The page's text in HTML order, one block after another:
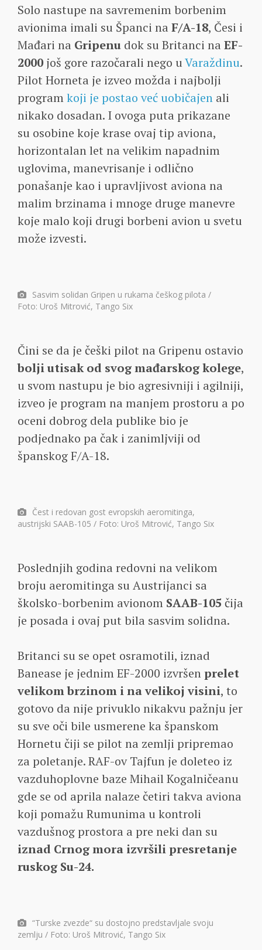
Solo nastupe na savremenim borbenim
avionima imali su Španci na F/A-18, Česi i
Mađari na Gripenu dok su Britanci na EF-
2000 još gore razočarali nego uVaraždinu.
Pilot Horneta je izveo možda i najbolji
programkoji je postao već uobičajen ali
nikako dosadan. I ovoga puta prikazane
su osobine koje krase ovaj tip aviona,
horizontalan let na velikim napadnim
uglovima, manevrisanje i odlično
ponašanje kao i upravljivost aviona na
malim brzinama i mnoge druge manevre
koje malo koji drugi borbeni avion u svetu
može izvesti.
Sasvim solidan Gripen u rukama češkog pilota /
Foto: Uroš Mitrović, Tango Six
Čini se da je češki pilot na Gripenu ostavio
bolji utisak od svog mađarskog kolege,
u svom nastupu je bio agresivniji i agilniji,
izveo je program na manjem prostoru a po
oceni dobrog dela publike bio je
podjednako pa čak i zanimljviji od
španskog F/A-18.
Čest i redovan gost evropskih aeromitinga,
austrijski SAAB-105 / Foto: Uroš Mitrović, Tango Six
Poslednjih godina redovni na velikom
broju aeromitinga su Austrijanci sa
školsko-borbenim avionom SAAB-105 čija
je posada i ovaj put bila sasvim solidna.
Britanci su se opet osramotili, iznad
Banease je jednim EF-2000 izvršenprelet
velikom brzinom i na velikoj visini, to
gotovo da nije privuklo nikakvu pažnju jer
su sve oči bile usmerene ka španskom
Hornetu čiji se pilot na zemlji pripremao
za poletanje. RAF-ov Tajfun je doleteo iz
vazduhoplovne baze Mihail Kogalničeanu
gde se od aprila nalaze četiri takva aviona
koji pomažu Rumunima u kontroli
vazdušnog prostora a pre neki dan su
iznad Crnog mora izvršili presretanje
ruskog Su-24.
“Turske zvezde“ su dostojno predstavljale svoju
zemlju / Foto: Uroš Mitrović, Tango Six